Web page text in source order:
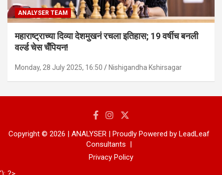
ANALYSER TEAM
महाराष्ट्राच्या दिव्या देशमुखनं रचला इतिहास; 19 वर्षीच बनली
वर्ल्ड चेस चँपियन!
Monday, 28 July 2025, 16:50 Nishigandha Kshirsagar
Copyright © 2026 | ANALYSER | Proudly Powered by LeadLeaf
Consultants
Privacy Policy